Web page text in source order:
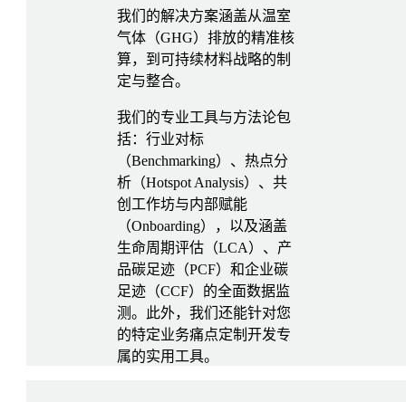
我们的解决方案涵盖从温室
气体（GHG）排放的精准核
算，到可持续材料战略的制
定与整合。
我们的专业工具与方法论包
括：行业对标
（Benchmarking）、热点分
析（Hotspot Analysis）、共
创工作坊与内部赋能
（Onboarding），以及涵盖
生命周期评估（LCA）、产
品碳足迹（PCF）和企业碳
足迹（CCF）的全面数据监
测。此外，我们还能针对您
的特定业务痛点定制开发专
属的实用工具。